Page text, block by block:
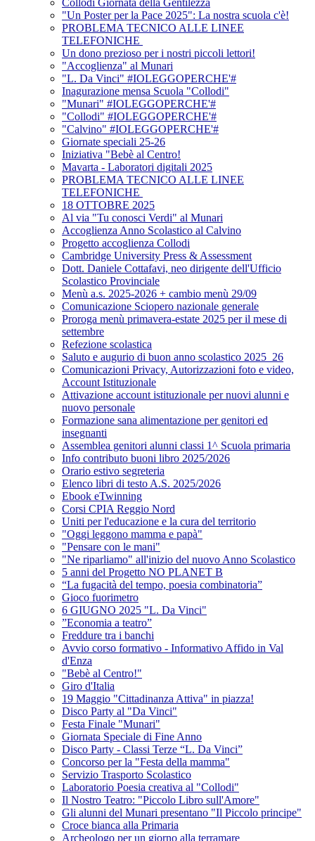
Collodi Giornata della Gentilezza
"Un Poster per la Pace 2025": La nostra scuola c'è!
PROBLEMA TECNICO ALLE LINEE
TELEFONICHE
Un dono prezioso per i nostri piccoli lettori!
"Accoglienza" al Munari
"L. Da Vinci" #IOLEGGOPERCHE'#
Inagurazione mensa Scuola "Collodi"
"Munari" #IOLEGGOPERCHE'#
"Collodi" #IOLEGGOPERCHE'#
"Calvino" #IOLEGGOPERCHE'#
Giornate speciali 25-26
Iniziativa "Bebè al Centro!
Mavarta - Laboratori digitali 2025
PROBLEMA TECNICO ALLE LINEE
TELEFONICHE
18 OTTOBRE 2025
Al via "Tu conosci Verdi" al Munari
Accoglienza Anno Scolastico al Calvino
Progetto accoglienza Collodi
Cambridge University Press & Assessment
Dott. Daniele Cottafavi, neo dirigente dell'Ufficio
Scolastico Provinciale
Menù a.s. 2025-2026 + cambio menù 29/09
Comunicazione Sciopero nazionale generale
Proroga menù primavera-estate 2025 per il mese di
settembre
Refezione scolastica
Saluto e augurio di buon anno scolastico 2025_26
Comunicazioni Privacy, Autorizzazioni foto e video,
Account Istituzionale
Attivazione account istituzionale per nuovi alunni e
nuovo personale
Formazione sana alimentazione per genitori ed
insegnanti
Assemblea genitori alunni classi 1^ Scuola primaria
Info contributo buoni libro 2025/2026
Orario estivo segreteria
Elenco libri di testo A.S. 2025/2026
Ebook eTwinning
Corsi CPIA Reggio Nord
Uniti per l'educazione e la cura del territorio
"Oggi leggono mamma e papà"
"Pensare con le mani"
"Ne riparliamo" all'inizio del nuovo Anno Scolastico
5 anni del Progetto NO PLANET B
“La fugacità del tempo, poesia combinatoria”
Gioco fuorimetro
6 GIUGNO 2025 "L. Da Vinci"
”Economia a teatro”
Freddure tra i banchi
Avvio corso formativo - Informativo Affido in Val
d'Enza
"Bebè al Centro!"
Giro d'Italia
19 Maggio "Cittadinanza Attiva" in piazza!
Disco Party al "Da Vinci"
Festa Finale "Munari"
Giornata Speciale di Fine Anno
Disco Party - Classi Terze “L. Da Vinci”
Concorso per la "Festa della mamma"
Servizio Trasporto Scolastico
Laboratorio Poesia creativa al "Collodi"
Il Nostro Teatro: "Piccolo Libro sull'Amore"
Gli alunni del Munari presentano "Il Piccolo principe"
Croce bianca alla Primaria
Archeologo per un giorno alla terramare